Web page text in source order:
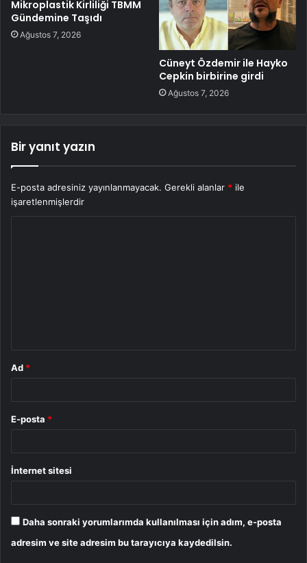
Mikroplastik Kirliliği TBMM
Gündemine Taşıdı
Ağustos 7, 2026
Cüneyt Özdemir ile Hayko
Cepkin birbirine girdi
Ağustos 7, 2026
Bir yanıt yazın
E-posta adresiniz yayınlanmayacak. Gerekli alanlar * ile
işaretlenmişlerdir
Ad *
E-posta *
İnternet sitesi
Daha sonraki yorumlarımda kullanılması için adım, e-posta
adresim ve site adresim bu tarayıcıya kaydedilsin.